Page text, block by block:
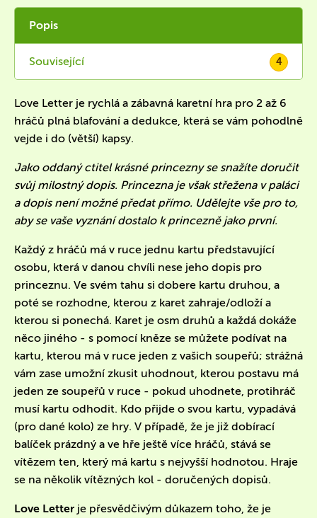
Popis
Související 4
Love Letter je rychlá a zábavná karetní hra pro 2 až 6
hráčů plná blafování a dedukce, která se vám pohodlně
vejde i do (větší) kapsy.
Jako oddaný ctitel krásné princezny se snažíte doručit
svůj milostný dopis. Princezna je však střežena v paláci
a dopis není možné předat přímo. Udělejte vše pro to,
aby se vaše vyznání dostalo k princezně jako první.
Každý z hráčů má v ruce jednu kartu představující
osobu, která v danou chvíli nese jeho dopis pro
princeznu. Ve svém tahu si dobere kartu druhou, a
poté se rozhodne, kterou z karet zahraje/odloží a
kterou si ponechá. Karet je osm druhů a každá dokáže
něco jiného - s pomocí kněze se můžete podívat na
kartu, kterou má v ruce jeden z vašich soupeřů; strážná
vám zase umožní zkusit uhodnout, kterou postavu má
jeden ze soupeřů v ruce - pokud uhodnete, protihráč
musí kartu odhodit. Kdo přijde o svou kartu, vypadává
(pro dané kolo) ze hry. V případě, že je již dobírací
balíček prázdný a ve hře ještě více hráčů, stává se
vítězem ten, který má kartu s nejvyšší hodnotou. Hraje
se na několik vítězných kol - doručených dopisů.
Love Letter je přesvědčivým důkazem toho, že je